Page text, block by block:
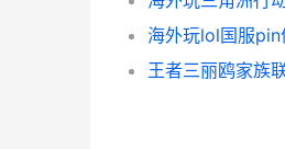
王者三丽鸥家族